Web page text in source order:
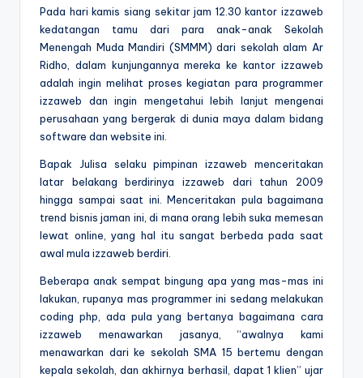
Pada hari kamis siang sekitar jam 12.30 kantor izzaweb
kedatangan tamu dari para anak-anak Sekolah
Menengah Muda Mandiri (SMMM) dari sekolah alam Ar
Ridho, dalam kunjungannya mereka ke kantor izzaweb
adalah ingin melihat proses kegiatan para programmer
izzaweb dan ingin mengetahui lebih lanjut mengenai
perusahaan yang bergerak di dunia maya dalam bidang
software dan website ini.
Bapak Julisa selaku pimpinan izzaweb menceritakan
latar belakang berdirinya izzaweb dari tahun 2009
hingga sampai saat ini. Menceritakan pula bagaimana
trend bisnis jaman ini, di mana orang lebih suka memesan
lewat online, yang hal itu sangat berbeda pada saat
awal mula izzaweb berdiri.
Beberapa anak sempat bingung apa yang mas-mas ini
lakukan, rupanya mas programmer ini sedang melakukan
coding php, ada pula yang bertanya bagaimana cara
izzaweb menawarkan jasanya, “awalnya kami
menawarkan dari ke sekolah SMA 15 bertemu dengan
kepala sekolah, dan akhirnya berhasil, dapat 1 klien” ujar